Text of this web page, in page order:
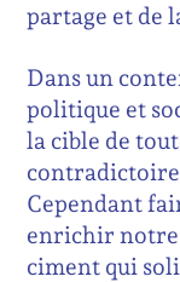
partage et de
Dans un
politique et
la cible de
Cependant
enrichir notre
ciment qui